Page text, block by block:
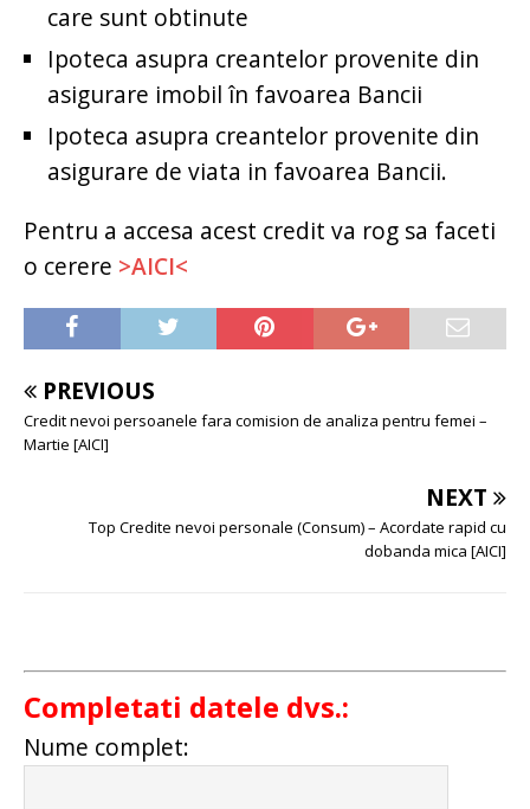
care sunt obtinute
Ipoteca asupra creantelor provenite din
asigurare imobil în favoarea Bancii
Ipoteca asupra creantelor provenite din
asigurare de viata in favoarea Bancii.
Pentru a accesa acest credit va rog sa faceti
o cerere >AICI<
PREVIOUS
Credit nevoi persoanele fara comision de analiza pentru femei –
Martie [AICI]
NEXT
Top Credite nevoi personale (Consum) – Acordate rapid cu
dobanda mica [AICI]
Completati datele dvs.:
Nume complet: